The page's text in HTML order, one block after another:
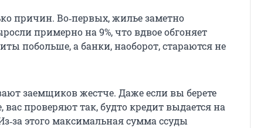
причин. Во‑первых, жилье заметно
примерно на 9%, что вдвое обгоняет
побольше, а банки, наоборот, стараются не
заемщиков жестче. Даже если вы берете
проверяют так, будто кредит выдается на
этого максимальная сумма ссуды